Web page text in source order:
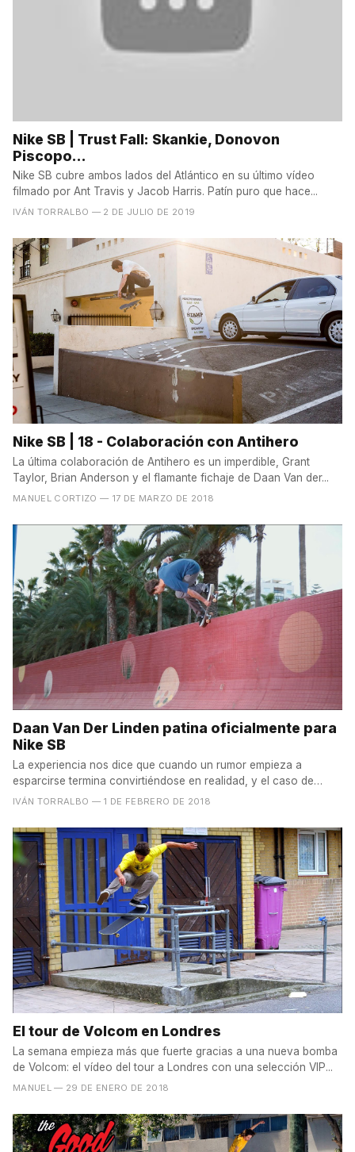
Nike SB | Trust Fall: Skankie, Donovon
Piscopo...
Nike SB cubre ambos lados del Atlántico en su último vídeo
filmado por Ant Travis y Jacob Harris. Patín puro que hace...
IVÁN TORRALBO — 2 DE JULIO DE 2019
Nike SB | 18 - Colaboración con Antihero
La última colaboración de Antihero es un imperdible, Grant
Taylor, Brian Anderson y el flamante fichaje de Daan Van der...
MANUEL CORTIZO — 17 DE MARZO DE 2018
Daan Van Der Linden patina oficialmente para
Nike SB
La experiencia nos dice que cuando un rumor empieza a
esparcirse termina convirtiéndose en realidad, y el caso de
Daan...
IVÁN TORRALBO — 1 DE FEBRERO DE 2018
El tour de Volcom en Londres
La semana empieza más que fuerte gracias a una nueva bomba
de Volcom: el vídeo del tour a Londres con una selección VIP...
MANUEL — 29 DE ENERO DE 2018